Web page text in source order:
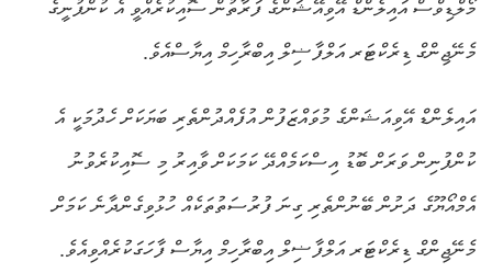
މޯލްޑިވްސް އައިލެންޑް އޭވިއޭޝަންގެ ފަރާތުން ސޮއިކުރެއްވީ އެ ކުންފުނީގެ
މެނޭޖިންގް ޑިރެކްޓަރ އަލްފާޟިލް އިބްރާހިމް އިޔާސްއެވެ.
އައިލެންޑް އޭވިއަޝަންގެ މުވައްޒަފުން އުފެއްދުންތެރި ބަޔަކަށް ހެދުމަކީ އެ
ކުންފުނިން ވަރަށް ބޮޑު އިސްކަމެއްދޭ ކަމަކަށް ވާއިރު މި ސޮއިކުރެވުނު
އެމްއޯޔޫގެ ދަށުން ބޭނުންތެރި ގިނަ ފުރުސަތުތަކެއް ހުޅުވިގެންދާނެ ކަމަށް
މެނޭޖިންގް ޑިރެކްޓަރ އަލްފާޟިލް އިބްރާހިމް އިޔާސް ފާހަގަކުރެއްވިއެވެ.